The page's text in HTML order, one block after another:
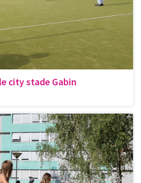
city stade Gabin